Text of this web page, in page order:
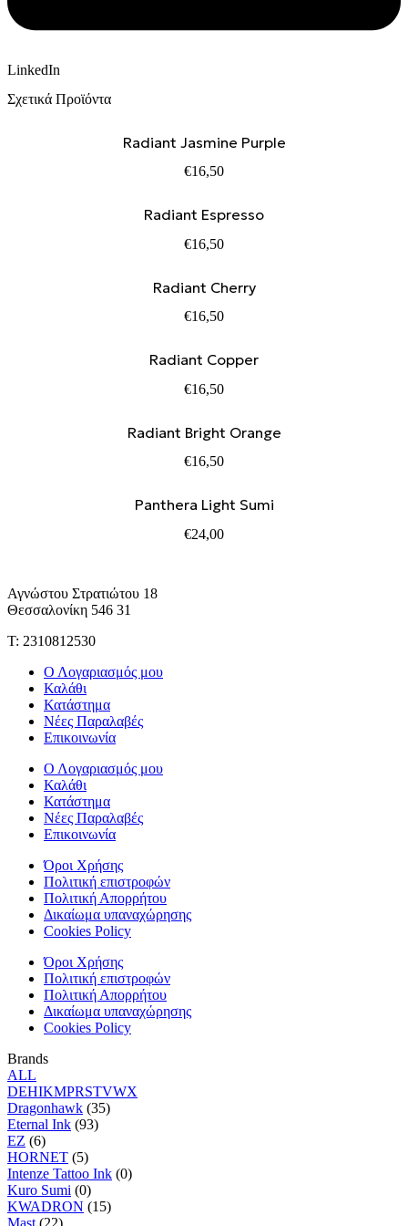
LinkedIn
Σχετικά Προϊόντα
Radiant Jasmine Purple
€16,50
Radiant Espresso
€16,50
Radiant Cherry
€16,50
Radiant Copper
€16,50
Radiant Bright Orange
€16,50
Panthera Light Sumi
€24,00
Αγνώστου Στρατιώτου 18
Θεσσαλονίκη 546 31
Τ: 2310812530
Ο Λογαριασμός μου
Καλάθι
Κατάστημα
Νέες Παραλαβές
Επικοινωνία
Ο Λογαριασμός μου
Καλάθι
Κατάστημα
Νέες Παραλαβές
Επικοινωνία
Όροι Χρήσης
Πολιτική επιστροφών
Πολιτική Απορρήτου
Δικαίωμα υπαναχώρησης
Cookies Policy
Όροι Χρήσης
Πολιτική επιστροφών
Πολιτική Απορρήτου
Δικαίωμα υπαναχώρησης
Cookies Policy
Brands
ALL
DEHIKMPRSTVWX
Dragonhawk (35)
Eternal Ink (93)
EZ (6)
HORNET (5)
Intenze Tattoo Ink (0)
Kuro Sumi (0)
KWADRON (15)
Mast (22)